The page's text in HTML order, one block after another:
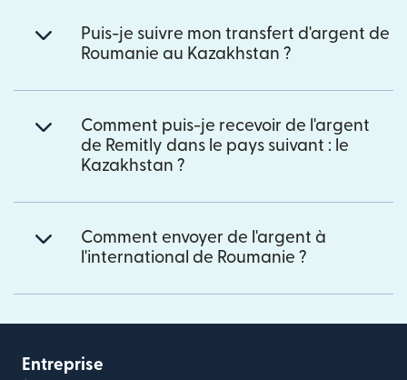
Puis-je suivre mon transfert d'argent de
Roumanie au Kazakhstan ?
Comment puis-je recevoir de l'argent
de Remitly dans le pays suivant : le
Kazakhstan ?
Comment envoyer de l'argent à
l'international de Roumanie ?
Entreprise